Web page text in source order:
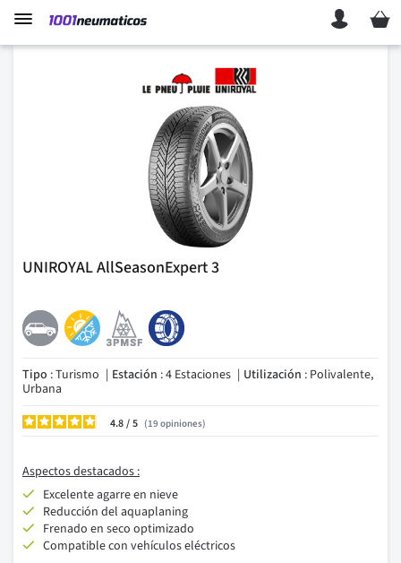
Mi
UNIROYAL AllSeasonExpert 3
Tipo : Turismo Estación : 4 Estaciones Utilización : Polivalente,
Urbana
4.8/ 19 opiniones
Aspectos destacados :
Excelente agarre en nieve
Reducción del aquaplaning
Frenado en seco optimizado
Compatible con vehículos eléctricos